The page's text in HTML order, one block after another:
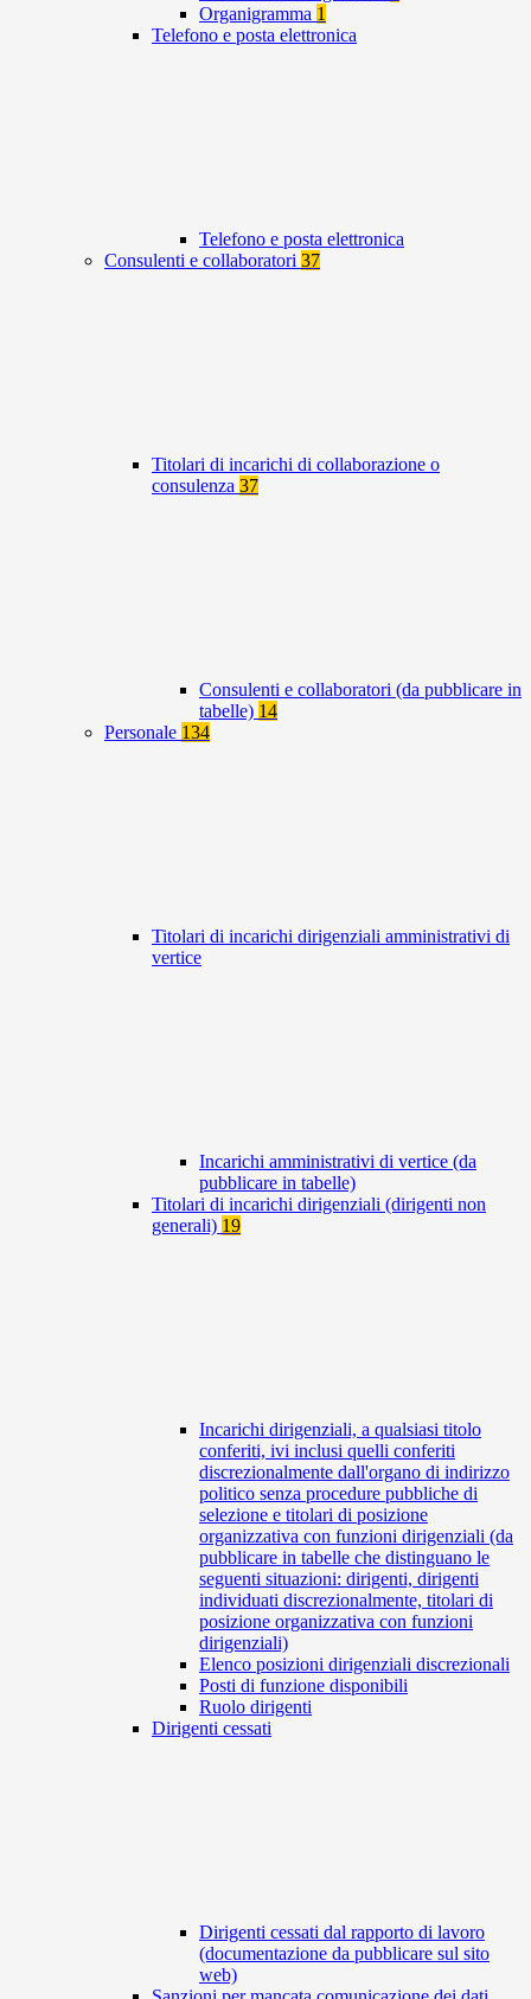
Organigramma 1
Telefono e posta elettronica
Telefono e posta elettronica
Consulenti e collaboratori 37
Titolari di incarichi di collaborazione o
consulenza 37
Consulenti e collaboratori (da pubblicare in
tabelle) 14
Personale 134
Titolari di incarichi dirigenziali amministrativi di
vertice
Incarichi amministrativi di vertice (da
pubblicare in tabelle)
Titolari di incarichi dirigenziali (dirigenti non
generali) 19
Incarichi dirigenziali, a qualsiasi titolo
conferiti, ivi inclusi quelli conferiti
discrezionalmente dall'organo di indirizzo
politico senza procedure pubbliche di
selezione e titolari di posizione
organizzativa con funzioni dirigenziali (da
pubblicare in tabelle che distinguano le
seguenti situazioni: dirigenti, dirigenti
individuati discrezionalmente, titolari di
posizione organizzativa con funzioni
dirigenziali)
Elenco posizioni dirigenziali discrezionali
Posti di funzione disponibili
Ruolo dirigenti
Dirigenti cessati
Dirigenti cessati dal rapporto di lavoro
(documentazione da pubblicare sul sito
web)